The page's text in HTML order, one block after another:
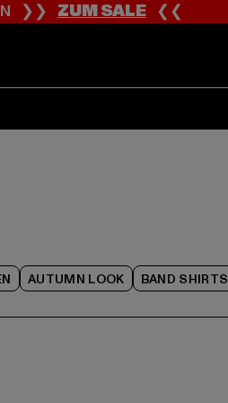
❯❯ZUM SALE❮❮
AUTUMN LOOK BAND SHIRTS